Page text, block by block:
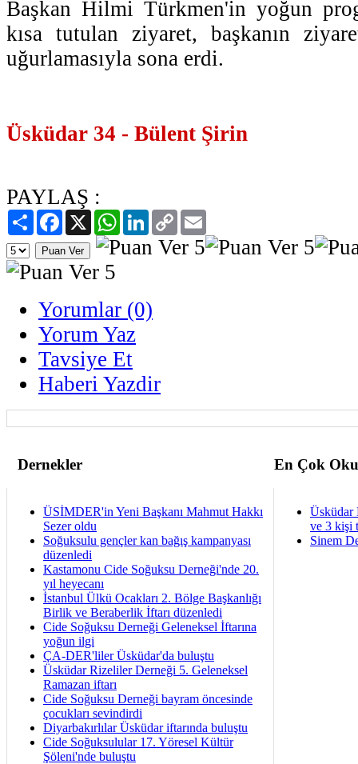
Başkan Hilmi Türkmen'in yoğun
kısa tutulan ziyaret, başkanın
uğurlamasıyla sona erdi.
Üsküdar 34 - Bülent Şirin
PAYLAŞ :
PaylaşFacebook
X WhatsAppLinkedIn
Copy
Link
Yorumlar (0)
Yorum Yaz
Tavsiye Et
Haberi Yazdir
Dernekler En Çok
ÜSİMDER'in Yeni Başkanı Mahmut Hakkı
Sezer oldu
Soğuksulu gençler kan bağış kampanyası
düzenledi
Kastamonu Cide Soğuksu Derneği'nde 20.
yıl heyecanı
İstanbul Ülkü Ocakları 2. Bölge Başkanlığı
Birlik ve Beraberlik İftarı düzenledi
Cide Soğuksu Derneği Geleneksel İftarına
yoğun ilgi
ÇA-DER'liler Üsküdar'da buluştu
Üsküdar Rizeliler Derneği 5. Geleneksel
Ramazan iftarı
Cide Soğuksu Derneği bayram öncesinde
çocukları sevindirdi
Diyarbakırlılar Üsküdar iftarında buluştu
Cide Soğuksulular 17. Yöresel Kültür
Şöleni'nde buluştu
Üsküdar
ve 3 kişi
Sinem